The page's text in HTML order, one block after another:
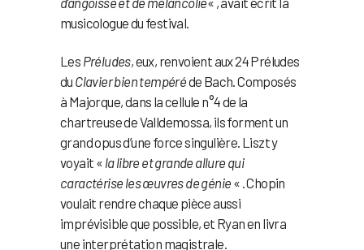
musicologue du festival.
Les Préludes, eux, renvoient aux 24 Préludes
du Clavier bien tempéréde Bach. Composés
à Majorque, dans la cellule n°4 de la
chartreuse de Valldemossa, ils forment un
grand opus d’une force singulière. Liszt y
voyait « la libre et grande allure qui
caractérise les œuvres de génie « . Chopin
voulait rendre chaque pièce aussi
imprévisible que possible, et Ryan en livra
une interprétation magistrale.